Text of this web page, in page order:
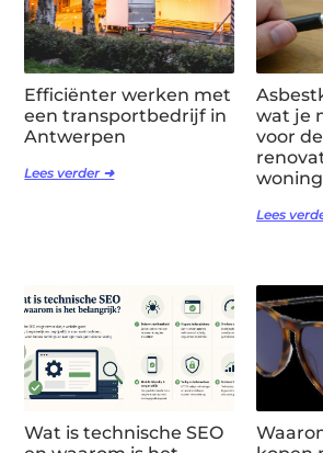
Efficiënter werken met
een transportbedrijf in
Antwerpen
Lees verder ➜
wat je
voor
woning
Lees
Wat is technische SEO